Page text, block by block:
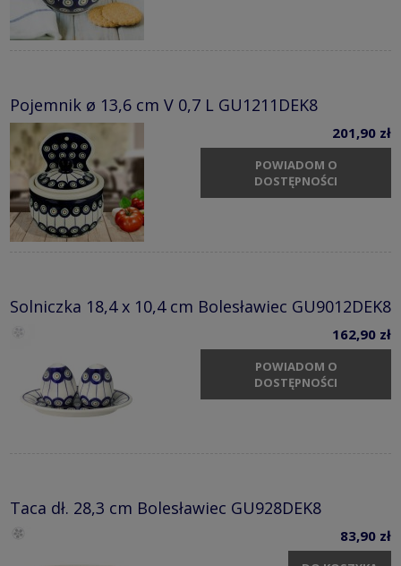
Pojemnik ø 13,6 cm V 0,7 L GU1211DEK8
201,90 zł
POWIADOM O
DOSTĘPNOŚCI
Solniczka 18,4 x 10,4 cm Bolesławiec GU9012DEK8
162,90 zł
POWIADOM O
DOSTĘPNOŚCI
Taca dł. 28,3 cm Bolesławiec GU928DEK8
83,90 zł